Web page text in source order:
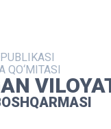
QO‘MITASI